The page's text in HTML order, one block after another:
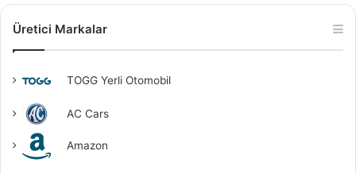
Üretici Markalar
TOGG Yerli Otomobil
AC Cars
Amazon